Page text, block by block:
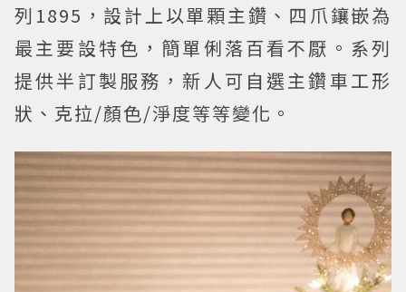
列1895，設計上以單顆主鑽、四爪鑲嵌為
最主要設特色，簡單俐落百看不厭。系列
提供半訂製服務，新人可自選主鑽車工形
狀、克拉/顏色/淨度等等變化。